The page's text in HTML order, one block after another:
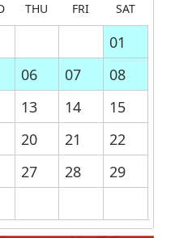
THU FRI SAT
01
06 07
08
13 14
15
20 21
22
27 28
29